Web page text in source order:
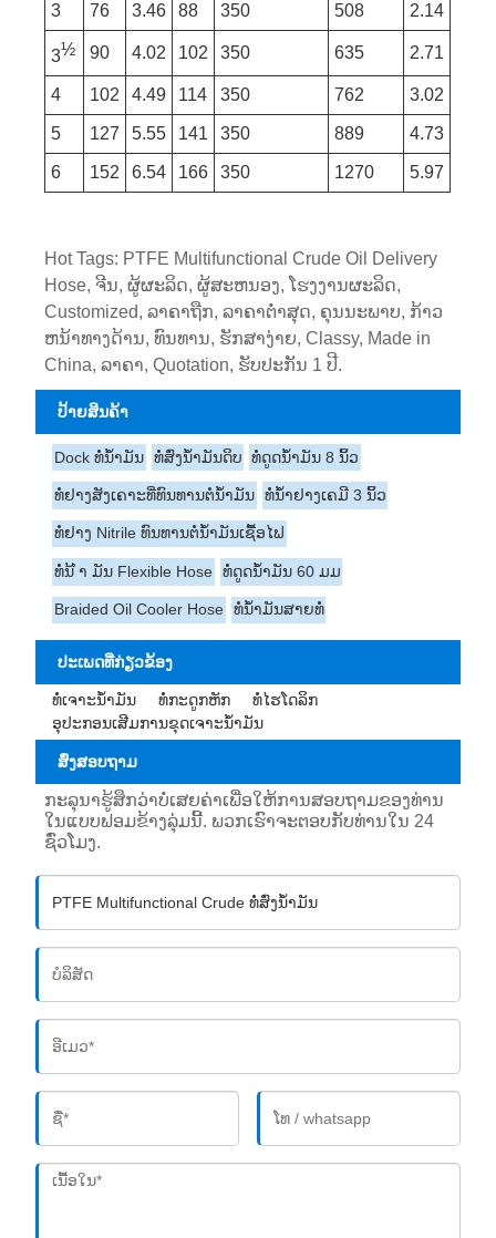
3 76 3.46 88 350 508 2.14
3½ 90 4.02 102 350 635 2.71
4 102 4.49 114 350 762 3.02
5 127 5.55 141 350 889 4.73
6 152 6.54 166 350 1270 5.97
Hot Tags: PTFE Multifunctional Crude Oil Delivery
Hose, ຈີນ, ຜູ້ຜະລິດ, ຜູ້ສະຫນອງ, ໂຮງງານຜະລິດ,
Customized, ລາຄາຖືກ, ລາຄາຕໍ່າສຸດ, ຄຸນນະພາບ, ກ້າວ
ຫນ້າທາງດ້ານ, ທົນທານ, ຮັກສາງ່າຍ, Classy, ​​Made in
China, ລາຄາ, Quotation, ຮັບປະກັນ 1 ປີ.
ປ້າຍສິນຄ້າ
Dock ທໍ່ນ້ໍາມັນ ທໍ່ສົ່ງນ້ຳມັນດິບ ທໍ່ດູດນໍ້າມັນ 8 ນິ້ວ
ທໍ່ຢາງສັງເຄາະທີ່ທົນທານຕໍ່ນ້ໍາມັນ ທໍ່ນ້ຳຢາງເຄມີ 3 ນິ້ວ
ທໍ່ຢາງ Nitrile ທົນທານຕໍ່ນໍ້າມັນເຊື້ອໄຟ
ທໍ່ນ້ ຳ ມັນ Flexible Hose ທໍ່ດູດນໍ້າມັນ 60 ມມ
Braided Oil Cooler Hose ທໍ່ນ້ໍາມັນສາຍທໍ່
ປະເພດທີ່ກ່ຽວຂ້ອງ
ທໍ່ເຈາະນ້ຳມັນ ທໍ່ກະດູກຫັກ
ທໍ່ໄຮໂດລິກ
ອຸປະກອນເສີມການຂຸດເຈາະນ້ໍາມັນ
ສົ່ງສອບຖາມ
ກະລຸນາຮູ້ສຶກວ່າບໍ່ເສຍຄ່າເພື່ອໃຫ້ການສອບຖາມຂອງທ່ານ
ໃນແບບຟອມຂ້າງລຸ່ມນີ້. ພວກເຮົາຈະຕອບກັບທ່ານໃນ 24
ຊົ່ວໂມງ.